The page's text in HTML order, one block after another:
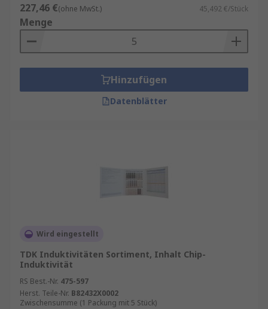
227,46 €(ohne MwSt.) 45,492 €/Stück
Menge
Hinzufügen
Datenblätter
Wird eingestellt
TDK Induktivitäten Sortiment, Inhalt Chip-
Induktivität
RS Best.-Nr. 475-597
Herst. Teile-Nr. B82432X0002
Zwischensumme (1 Packung mit 5 Stück)